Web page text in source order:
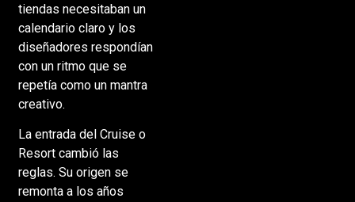
tiendas necesitaban un
calendario claro y los
diseñadores respondían
con un ritmo que se
repetía como un mantra
creativo.
La entrada del Cruise o
Resort cambió las
reglas. Su origen se
remonta a los años